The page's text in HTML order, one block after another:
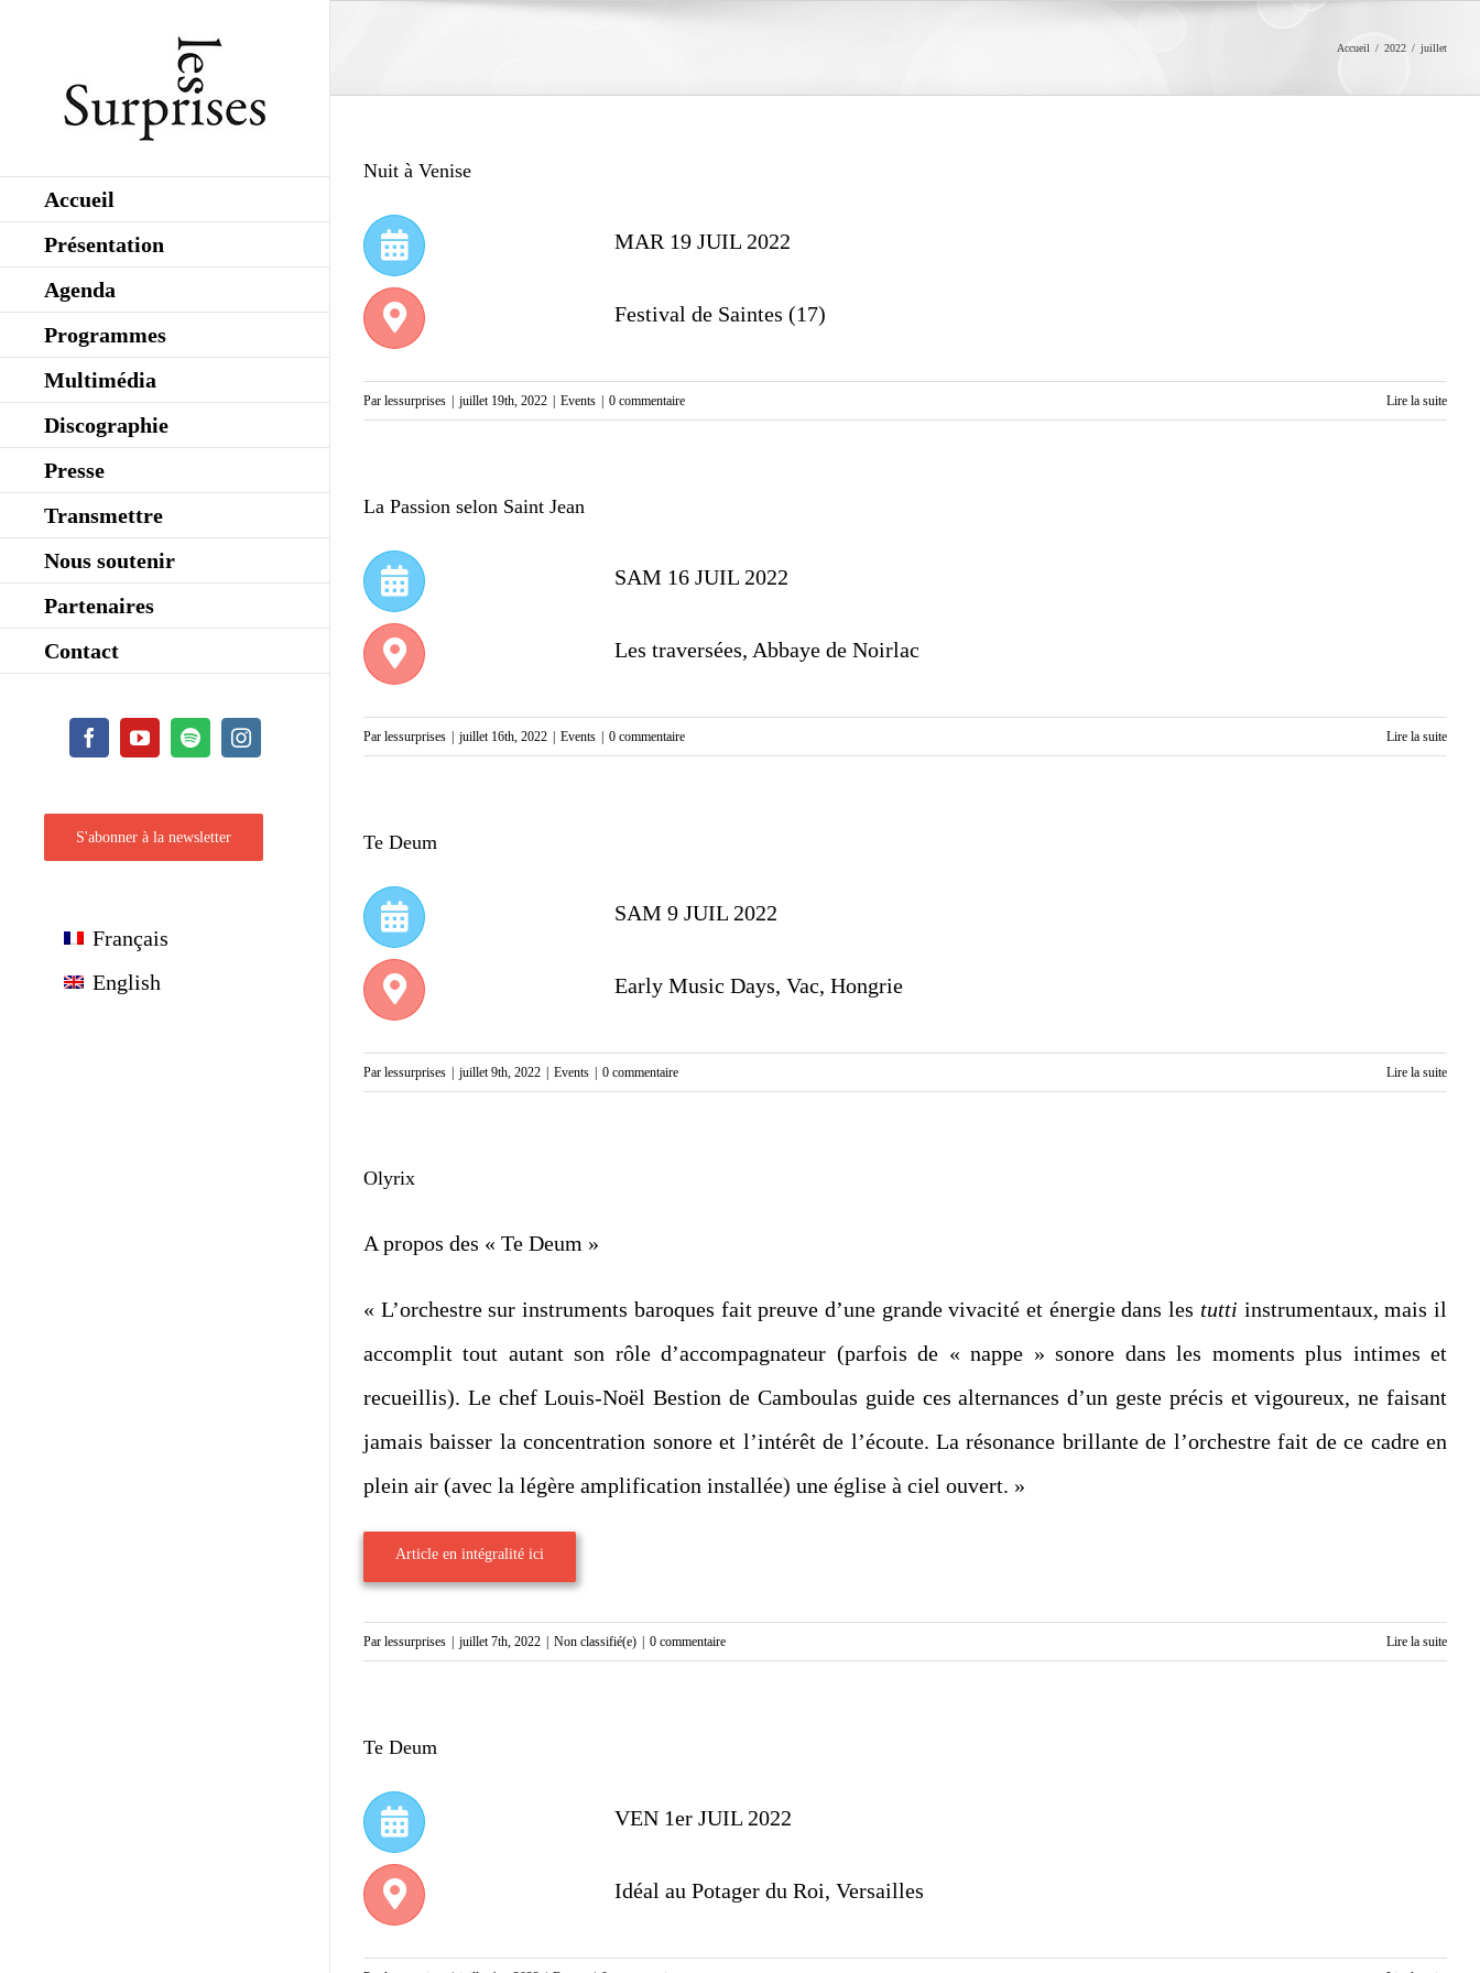
Accueil
Présentation
Agenda
Programmes
Multimédia
Discographie
Presse
Transmettre
Nous soutenir
Partenaires
Contact
FacebookYouTubeSpotifyInstagram
S'abonner à la newsletter
Français
English
Accueil / 2022 / juillet
Nuit à Venise
MAR 19 JUIL 2022
Festival de Saintes (17)
Par lessurprises juillet 19th, 2022 Events 0 commentaire Lire la suite
La Passion selon Saint Jean
SAM 16 JUIL 2022
Les traversées, Abbaye de Noirlac
Par lessurprises juillet 16th, 2022 Events 0 commentaire Lire la suite
Te Deum
SAM 9 JUIL 2022
Early Music Days, Vac, Hongrie
Par lessurprises juillet 9th, 2022 Events 0 commentaire Lire la suite
Olyrix
A propos des « Te Deum »
« L’orchestre sur instruments baroques fait preuve d’une grande vivacité et énergie dans les tutti instrumentaux, mais il
accomplit tout autant son rôle d’accompagnateur (parfois de « nappe » sonore dans les moments plus intimes et
recueillis). Le chefLouis-Noël Bestion de Camboulas guide ces alternances d’un geste précis et vigoureux, ne faisant
jamais baisser la concentration sonore et l’intérêt de l’écoute. La résonance brillante de l’orchestre fait de ce cadre en
plein air (avec la légère amplification installée) une église à ciel ouvert. »
Article en intégralité ici
Par lessurprises juillet 7th, 2022 Non classifié(e) 0 commentaire Lire la suite
Te Deum
VEN 1er JUIL 2022
Idéal au Potager du Roi, Versailles